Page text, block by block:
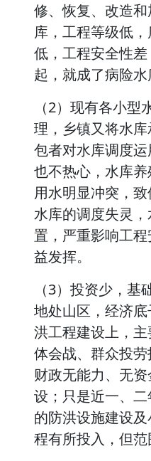
修、恢复、改造
库，工程等级低
低，工程安全性
起，就成了病险水
（2）现有各小
理，乡镇又将水
包者对水库调度运
也不热心，水库
用水明显冲突，
水库的调度失灵
置，严重影响工
益发挥。
（3）投资少，
地处山区，经济
洪工程建设上，
体会战、群众投
财政无能力、无
设；只是近一、
的防洪设施建设
程有所投入，但范